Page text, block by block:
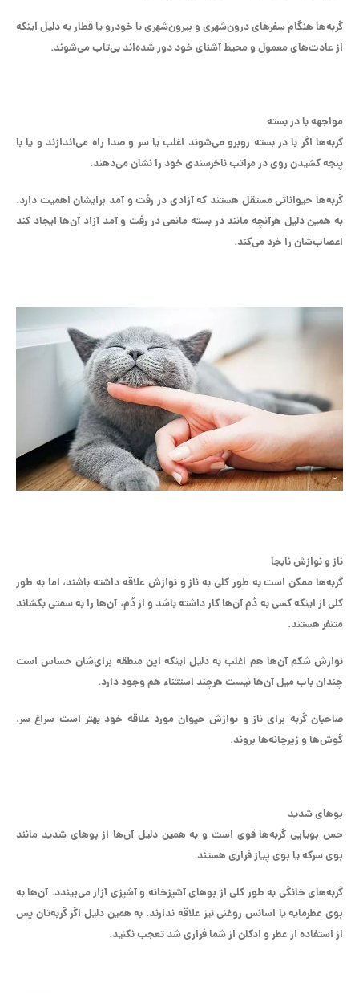
گربه‌ها هنگام سفر‌های درون‌شهری و بیرون‌شهری با خودرو یا قطار به دلیل اینکه
از عادت‌های معمول و محیط آشنای خود دور شده‌اند بی‌تاب می‌شوند.
مواجهه با در بسته
گربه‌ها اگر با در بسته روبرو می‌شوند اغلب یا سر و صدا راه می‌اندازند و یا با
پنجه کشیدن روی در مراتب ناخرسندی خود را نشان می‌دهند.
گربه‌ها حیواناتی مستقل هستند که آزادی در رفت و آمد برایشان اهمیت دارد.
به همین دلیل هرآنچه مانند در بسته مانعی در رفت و آمد آزاد آن‌ها ایجاد کند
اعصاب‌شان را خرد می‌کند.
ناز و نوازش نابجا
گربه‌ها ممکن است به طور کلی به ناز و نوازش علاقه داشته باشند، اما به طور
کلی از اینکه کسی به دُم آن‌ها کار داشته باشد و از دُم، آن‌ها را به سمتی بکشاند
متنفر هستند.
نوازش شکم آن‌ها هم اغلب به دلیل اینکه این منطقه برای‌شان حساس است
چندان باب میل آن‌ها نیست هرچند استثناء هم وجود دارد.
صاحبان گربه برای ناز و نوازش حیوان مورد علاقه خود بهتر است سراغ سر،
گوش‌ها و زیرچانه‌ها بروند.
بو‌های شدید
حس بویایی گربه‌ها قوی است و به همین دلیل آن‌ها از بو‌های شدید مانند
بوی سرکه یا بوی پیاز فراری هستند.
گربه‌های خانگی به طور کلی از بو‌های آشپزخانه و آشپزی آزار می‌بیندد. آن‌ها به
بوی عطرمایه یا اسانس روغنی نیز علاقه ندارند. به همین دلیل اگر گربه‌تان پس
از استفاده از عطر و ادکلن از شما فراری شد تعجب نکنید.